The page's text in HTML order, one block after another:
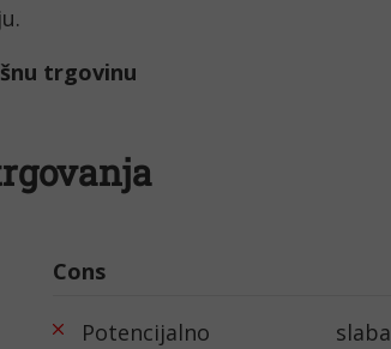
trgovinu
Cons
Potencijalno slaba